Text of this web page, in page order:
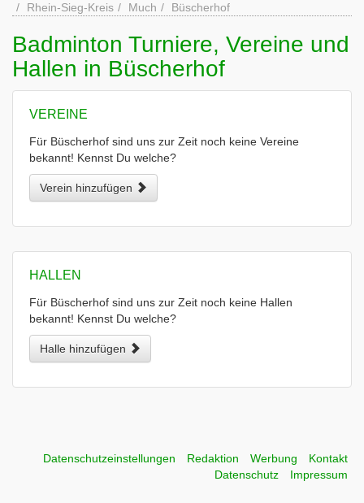
Rhein-Sieg-Kreis
Much Büscherhof
Badminton Turniere, Vereine und
Hallen in Büscherhof
VEREINE
Für Büscherhof sind uns zur Zeit noch keine Vereine
bekannt! Kennst Du welche?
Verein hinzufügen
HALLEN
Für Büscherhof sind uns zur Zeit noch keine Hallen
bekannt! Kennst Du welche?
Halle hinzufügen
Datenschutzeinstellungen Redaktion Werbung
Kontakt
Datenschutz
Impressum